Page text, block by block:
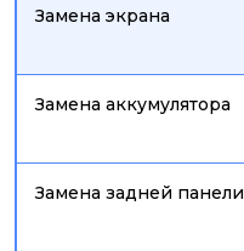
Замена экрана
Замена аккумулятора
Замена задней панели